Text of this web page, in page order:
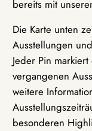
bereits mit
Die Karte unten
Ausstellungen
Jeder Pin
vergangenen
weitere
besonderen